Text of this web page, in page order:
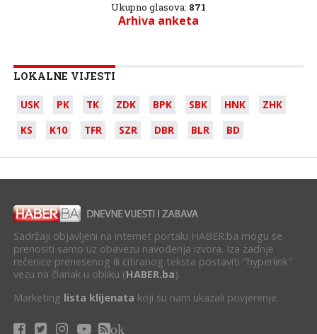
Ukupno glasova: 871
Arhiva anketa
LOKALNE VIJESTI
USK PK TK ZDK BPK SBK HNK
ZHK
KS
K10 TFR SZR DBR BLR BD
Sadržaji objavljeni na internet portalu HABER.ba mogu se
prenositi samo uz obavezu navođenja izvora. Iza zadnje
rečenice prenesenog ili citiranog teksta postaviti "hyperlink"
vezu na članak u obliku (HABER.ba).
Marketing lista klijenata koji su nam ukazali povjerenje.
ok